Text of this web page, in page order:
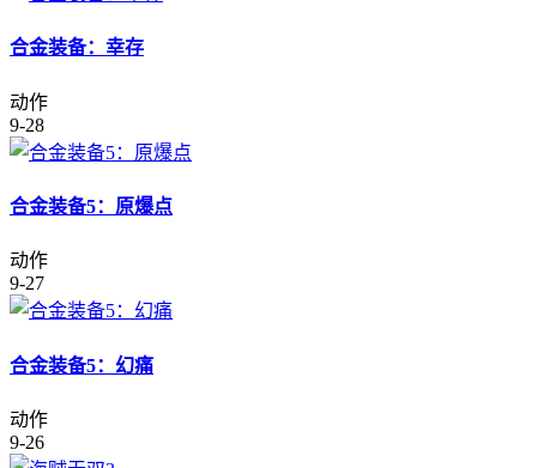
合金装备：幸存
动作
9-28
合金装备5：原爆点
动作
9-27
合金装备5：幻痛
动作
9-26